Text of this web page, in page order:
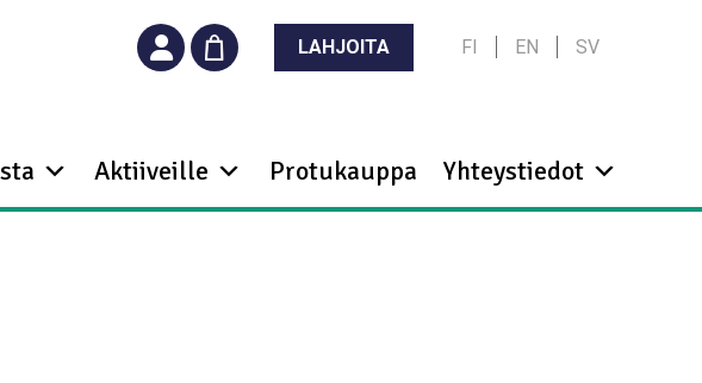
LAHJOITA FI EN SV
Aktiiveille Protukauppa Yhteystiedot